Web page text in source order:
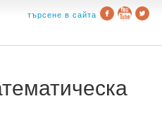
търсене в сайта